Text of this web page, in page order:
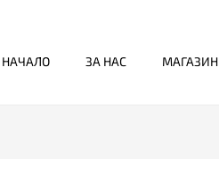
НАЧАЛО ЗА НАС МАГАЗИН